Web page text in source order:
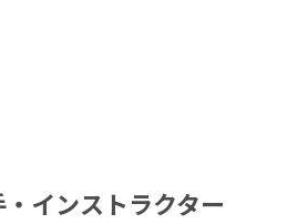
インストラクター